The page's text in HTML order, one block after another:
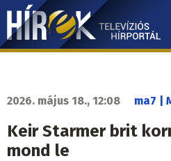
Ugrás
tartalomra
Hírek.sk
navigáció
2026. május 18., 12:08 ma7 |
Keir Starmer brit
mond le